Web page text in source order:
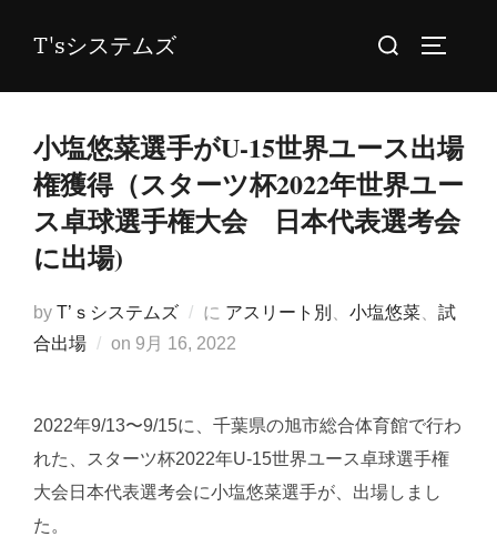
T'sシステムズ
検
対
小塩悠菜選手がU-15世界ユース出場
権獲得（スターツ杯2022年世界ユー
ス卓球選手権大会 日本代表選考会
に出場)
by T’ｓシステムズ に アスリート別 小塩悠菜
試
合出場
on 投
9月 16, 2022
2022年9/13〜9/15に、千葉県の旭市総合体育館で行わ
れた、スターツ杯2022年U-15世界ユース卓球選手権
大会日本代表選考会に小塩悠菜選手が、出場しまし
た。